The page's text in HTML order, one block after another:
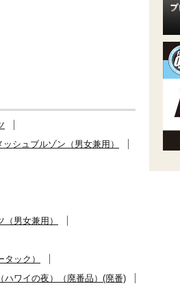
ッシュブルゾン（男女兼用）
男女兼用）
ック）
ハワイの夜）（廃番品）(廃番)